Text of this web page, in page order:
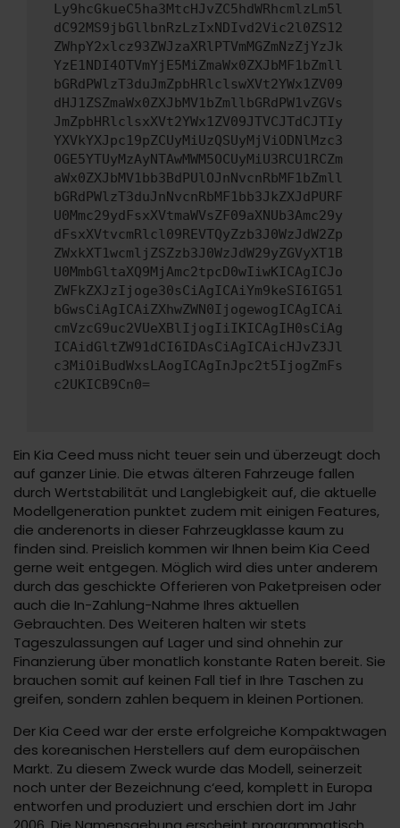
Ly9hcGkueC5ha3MtcHJvZC5hdWRhcmlzLm5l
dC92MS9jbGllbnRzLzIxNDIvd2Vic2l0ZS12
ZWhpY2xlcz93ZWJzaXRlPTVmMGZmNzZjYzJk
YzE1NDI4OTVmYjE5MiZmaWx0ZXJbMF1bZmll
bGRdPWlzT3duJmZpbHRlclswXVt2YWx1ZV09
dHJ1ZSZmaWx0ZXJbMV1bZmllbGRdPW1vZGVs
JmZpbHRlclsxXVt2YWx1ZV09JTVCJTdCJTIy
YXVkYXJpc19pZCUyMiUzQSUyMjViODNlMzc3
OGE5YTUyMzAyNTAwMWM5OCUyMiU3RCU1RCZm
aWx0ZXJbMV1bb3BdPUlOJnNvcnRbMF1bZmll
bGRdPWlzT3duJnNvcnRbMF1bb3JkZXJdPURF
U0Mmc29ydFsxXVtmaWVsZF09aXNUb3Amc29y
dFsxXVtvcmRlcl09REVTQyZzb3J0WzJdW2Zp
ZWxkXT1wcmljZSZzb3J0WzJdW29yZGVyXT1B
U0MmbGltaXQ9MjAmc2tpcD0wIiwKICAgICJo
ZWFkZXJzIjoge30sCiAgICAiYm9keSI6IG51
bGwsCiAgICAiZXhwZWN0IjogewogICAgICAi
cmVzcG9uc2VUeXBlIjogIiIKICAgIH0sCiAg
ICAidGltZW91dCI6IDAsCiAgICAicHJvZ3Jl
c3MiOiBudWxsLAogICAgInJpc2t5IjogZmFs
c2UKICB9Cn0=
Ein Kia Ceed muss nicht teuer sein und überzeugt doch
auf ganzer Linie. Die etwas älteren Fahrzeuge fallen
durch Wertstabilität und Langlebigkeit auf, die aktuelle
Modellgeneration punktet zudem mit einigen Features,
die anderenorts in dieser Fahrzeugklasse kaum zu
finden sind. Preislich kommen wir Ihnen beim Kia Ceed
gerne weit entgegen. Möglich wird dies unter anderem
durch das geschickte Offerieren von Paketpreisen oder
auch die In-Zahlung-Nahme Ihres aktuellen
Gebrauchten. Des Weiteren halten wir stets
Tageszulassungen auf Lager und sind ohnehin zur
Finanzierung über monatlich konstante Raten bereit. Sie
brauchen somit auf keinen Fall tief in Ihre Taschen zu
greifen, sondern zahlen bequem in kleinen Portionen.
Der Kia Ceed war der erste erfolgreiche Kompaktwagen
des koreanischen Herstellers auf dem europäischen
Markt. Zu diesem Zweck wurde das Modell, seinerzeit
noch unter der Bezeichnung c‘eed, komplett in Europa
entworfen und produziert und erschien dort im Jahr